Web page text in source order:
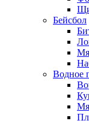
Бейсбол
Водное